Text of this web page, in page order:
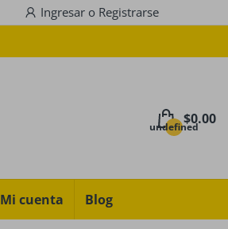
Ingresar o Registrarse
undefined$0.00
Mi cuenta Blog